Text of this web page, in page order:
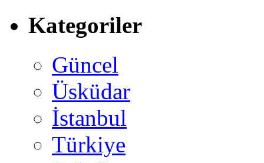
Kategoriler
Güncel
Üsküdar
İstanbul
Türkiye